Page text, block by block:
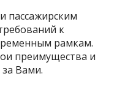
пассажирским
к
рамкам.
преимущества и
Вами.